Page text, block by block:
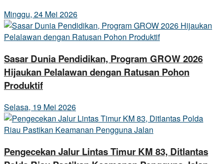
Minggu, 24 Mei 2026
Sasar Dunia Pendidikan, Program GROW 2026
Hijaukan Pelalawan dengan Ratusan Pohon
Produktif
Selasa, 19 Mei 2026
Pengecekan Jalur Lintas Timur KM 83, Ditlantas